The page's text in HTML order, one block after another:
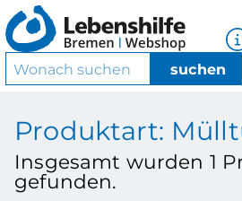
Produktart:
Insgesamt wurden 1
gefunden.